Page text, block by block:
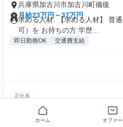
兵庫県加古川市加古川町備後
月給23万円～37万円
求める人材: 【求める人材】 普
可）を お持ちの方 学歴...
即日勤務OK 交通費支給
正社員
食品工場の製造管理
オーマイ株式会社
ホーム オファー